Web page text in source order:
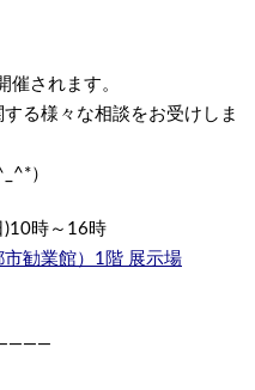
催されます。
る様々な相談をお受けしま
）
)10時～16時
勧業館）1階 展示場